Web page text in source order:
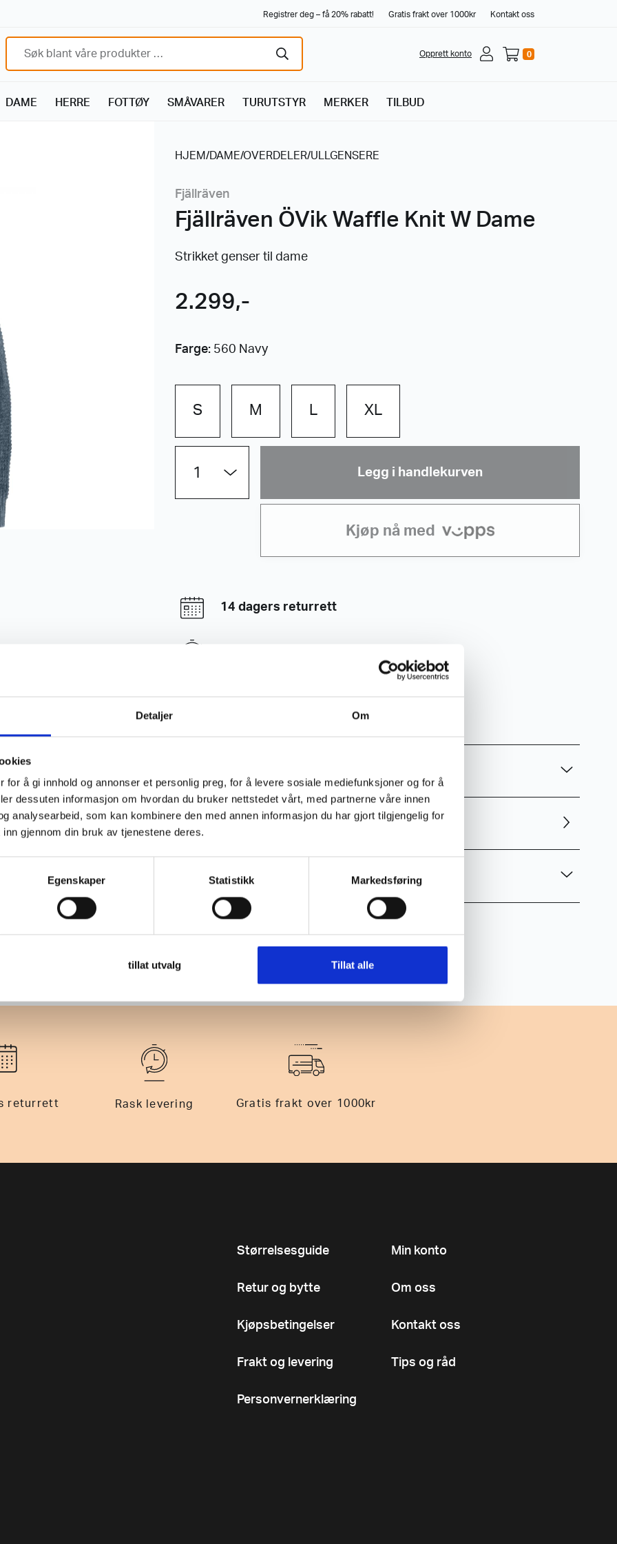
Detaljer Om
for å gi innhold og annonser et personlig preg, for å levere sosiale mediefunksjoner og for å
dessuten informasjon om hvordan du bruker nettstedet vårt, med partnerne våre innen
analysearbeid, som kan kombinere den med annen informasjon du har gjort tilgjengelig for
gjennom din bruk av tjenestene deres.
Egenskaper Statistikk Markedsføring
tillat utvalg Tillat alle
Registrer deg – få 20% rabatt! Gratis frakt over 1000kr Kontakt oss
Opprett konto 0
DAME HERRE FOTTØY SMÅVARER TURUTSTYR MERKER TILBUD
HJEM/ DAME/OVERDELER/ULLGENSERE
Fjällräven
Fjällräven ÖVik Waffle Knit W Dame
Strikket genser til dame
2.299,-
Farge: 560 Navy
S M L XL
ÖVik
Legg i handlekurven
Kjøp nå med
14 dagers returrett
Størrelsesguide
Prisutvikling
returrett Rask levering Gratis frakt over 1000kr
Størrelsesguide
Retur og bytte
Kjøpsbetingelser
Frakt og levering
Personvernerklæring
Min konto
Om oss
Kontakt oss
Tips og råd